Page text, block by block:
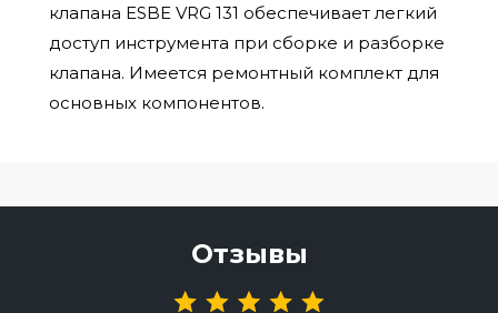
клапана ESBE VRG 131 обеспечивает легкий
доступ инструмента при сборке и разборке
клапана. Имеется ремонтный комплект для
основных компонентов.
Отзывы